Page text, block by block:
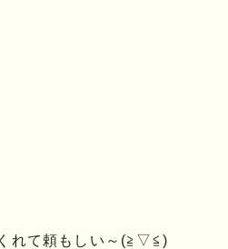
れて頼もしい～(≧▽≦)